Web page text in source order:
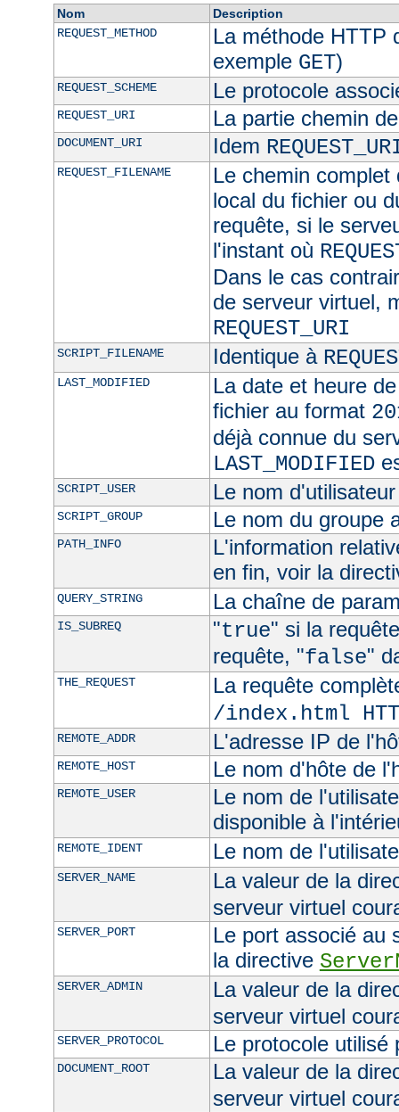
Nom
Description
REQUEST_METHOD
La méthode HTTP
exemple GET)
REQUEST_SCHEME Le protocole
REQUEST_URI La partie chemin
DOCUMENT_URI Idem
REQUEST_FILENAME
Le chemin
local du fichier ou
requête, si le
l'instant où
Dans le cas
de serveur virtuel,
REQUEST_URI
SCRIPT_FILENAME Identique à
LAST_MODIFIED
La date et heure
fichier au format
déjà connue du
LAST_MODIFIED
SCRIPT_USER Le nom
SCRIPT_GROUP Le nom du groupe
PATH_INFO
L'information
en fin, voir la
QUERY_STRING La chaîne de
IS_SUBREQ "true" si la
requête, "false"
THE_REQUEST
La requête
/index.html
REMOTE_ADDR L'adresse IP de
REMOTE_HOST Le nom d'hôte de
REMOTE_USER
Le nom de
disponible à
REMOTE_IDENT Le nom de
SERVER_NAME
La valeur de la
serveur virtuel
SERVER_PORT
Le port associé au
la directive
SERVER_ADMIN
La valeur de la
serveur virtuel
SERVER_PROTOCOL Le protocole utilisé
DOCUMENT_ROOT
La valeur de la
serveur virtuel